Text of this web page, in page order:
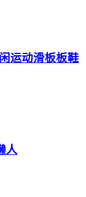
运动滑板板鞋
人